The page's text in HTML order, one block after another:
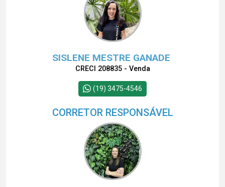
SISLENE MESTRE GANADE
CRECI 208835 - Venda
(19) 3475-4546
CORRETOR RESPONSÁVEL